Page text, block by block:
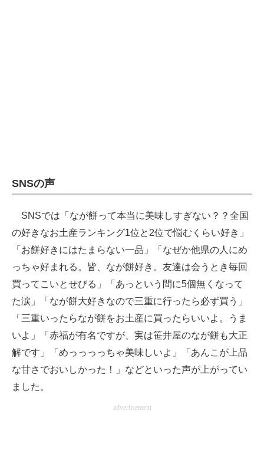
SNSの声
SNSでは「なが餅って本当に美味しすぎない？？全国
の好きなお土産ランキング1位と2位で悩むくらい好き」
「お餅好きにはたまらない一品」「なぜか他県の人にめ
っちゃ好まれる。皆、なが餅好き。友達は会うとき毎回
買ってこいとせびる」「あっという間に5個無くなって
た涙」「なが餅大好きなので三重に行ったら必ず買う」
「三重いったらなが餅をお土産に買ったらいいよ。うま
いよ」「赤福が有名ですが、実は笹井屋のなが餅も大正
解です」「めっっっっちゃ美味しいよ」「あんこが上品
な甘さでおいしかった！」などといった声が上がってい
ました。
advertisement